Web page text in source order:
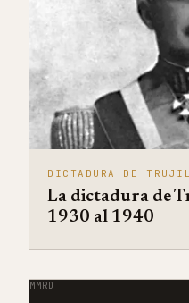
DICTADURA DE
La dictadura de
1930 al 1940
MMRD